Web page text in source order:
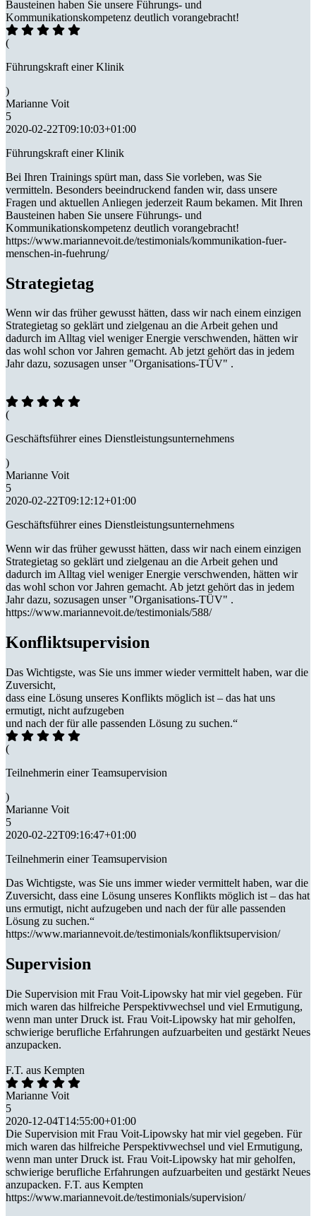
Bausteinen haben Sie unsere Führungs- und
Kommunikationskompetenz deutlich vorangebracht!
(
Führungskraft einer Klinik
)
Marianne Voit
5
2020-02-22T09:10:03+01:00
Führungskraft einer Klinik
Bei Ihren Trainings spürt man, dass Sie vorleben, was Sie
vermitteln. Besonders beeindruckend fanden wir, dass unsere
Fragen und aktuellen Anliegen jederzeit Raum bekamen. Mit Ihren
Bausteinen haben Sie unsere Führungs- und
Kommunikationskompetenz deutlich vorangebracht!
https://www.mariannevoit.de/testimonials/kommunikation-fuer-
menschen-in-fuehrung/
Strategietag
Wenn wir das früher gewusst hätten, dass wir nach einem einzigen
Strategietag so geklärt und zielgenau an die Arbeit gehen und
dadurch im Alltag viel weniger Energie verschwenden, hätten wir
das wohl schon vor Jahren gemacht. Ab jetzt gehört das in jedem
Jahr dazu, sozusagen unser "Organisations-TÜV" .
(
Geschäftsführer eines Dienstleistungsunternehmens
)
Marianne Voit
5
2020-02-22T09:12:12+01:00
Geschäftsführer eines Dienstleistungsunternehmens
Wenn wir das früher gewusst hätten, dass wir nach einem einzigen
Strategietag so geklärt und zielgenau an die Arbeit gehen und
dadurch im Alltag viel weniger Energie verschwenden, hätten wir
das wohl schon vor Jahren gemacht. Ab jetzt gehört das in jedem
Jahr dazu, sozusagen unser "Organisations-TÜV" .
https://www.mariannevoit.de/testimonials/588/
Konfliktsupervision
Das Wichtigste, was Sie uns immer wieder vermittelt haben, war die
Zuversicht,
dass eine Lösung unseres Konflikts möglich ist – das hat uns
ermutigt, nicht aufzugeben
und nach der für alle passenden Lösung zu suchen.“
(
Teilnehmerin einer Teamsupervision
)
Marianne Voit
5
2020-02-22T09:16:47+01:00
Teilnehmerin einer Teamsupervision
Das Wichtigste, was Sie uns immer wieder vermittelt haben, war die
Zuversicht, dass eine Lösung unseres Konflikts möglich ist – das hat
uns ermutigt, nicht aufzugeben und nach der für alle passenden
Lösung zu suchen.“
https://www.mariannevoit.de/testimonials/konfliktsupervision/
Supervision
Die Supervision mit Frau Voit-Lipowsky hat mir viel gegeben. Für
mich waren das hilfreiche Perspektivwechsel und viel Ermutigung,
wenn man unter Druck ist. Frau Voit-Lipowsky hat mir geholfen,
schwierige berufliche Erfahrungen aufzuarbeiten und gestärkt Neues
anzupacken.
F.T. aus Kempten
Marianne Voit
5
2020-12-04T14:55:00+01:00
Die Supervision mit Frau Voit-Lipowsky hat mir viel gegeben. Für
mich waren das hilfreiche Perspektivwechsel und viel Ermutigung,
wenn man unter Druck ist. Frau Voit-Lipowsky hat mir geholfen,
schwierige berufliche Erfahrungen aufzuarbeiten und gestärkt Neues
anzupacken. F.T. aus Kempten
https://www.mariannevoit.de/testimonials/supervision/